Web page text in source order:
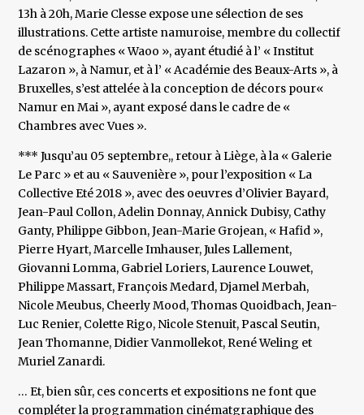
13h à 20h, Marie Clesse expose une sélection de ses
illustrations. Cette artiste namuroise, membre du collectif
de scénographes « Waoo », ayant étudié à l’ « Institut
Lazaron », à Namur, et à l’ « Académie des Beaux-Arts », à
Bruxelles, s’est attelée à la conception de décors pour«
Namur en Mai », ayant exposé dans le cadre de «
Chambres avec Vues ».
*** Jusqu’au 05 septembre,, retour à Liège, à la « Galerie
Le Parc » et au « Sauvenière », pour l’exposition « La
Collective Eté 2018 », avec des oeuvres d’Olivier Bayard,
Jean-Paul Collon, Adelin Donnay, Annick Dubisy, Cathy
Ganty, Philippe Gibbon, Jean-Marie Grojean, « Hafid »,
Pierre Hyart, Marcelle Imhauser, Jules Lallement,
Giovanni Lomma, Gabriel Loriers, Laurence Louwet,
Philippe Massart, François Medard, Djamel Merbah,
Nicole Meubus, Cheerly Mood, Thomas Quoidbach, Jean-
Luc Renier, Colette Rigo, Nicole Stenuit, Pascal Seutin,
Jean Thomanne, Didier Vanmollekot, René Weling et
Muriel Zanardi.
… Et, bien sûr, ces concerts et expositions ne font que
compléter la programmation cinématgraphique des